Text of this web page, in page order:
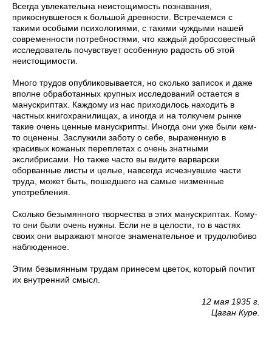
Всегда увлекательна неистощимость познавания,
прикоснувшегося к большой древности. Встречаемся с
такими особыми психологиями, с такими чуждыми нашей
современности потребностями, что каждый добросовестный
исследователь почувствует особенную радость об этой
неистощимости.
Много трудов опубликовывается, но сколько записок и даже
вполне обработанных крупных исследований остается в
манускриптах. Каждому из нас приходилось находить в
частных книгохранилищах, а иногда и на толкучем рынке
такие очень ценные манускрипты. Иногда они уже были кем-
то оценены. Заслужили заботу о себе, выраженную в
красивых кожаных переплетах с очень знатными
экслибрисами. Но также часто вы видите варварски
оборванные листы и целые, навсегда исчезнувшие части
труда, может быть, пошедшего на самые низменные
употребления.
Сколько безымянного творчества в этих манускриптах. Кому-
то они были очень нужны. Если не в целости, то в частях
своих они выражают многое знаменательное и трудолюбиво
наблюденное.
Этим безымянным трудам принесем цветок, который почтит
их внутренний смысл.
12 мая 1935 г.
Цаган Куре.